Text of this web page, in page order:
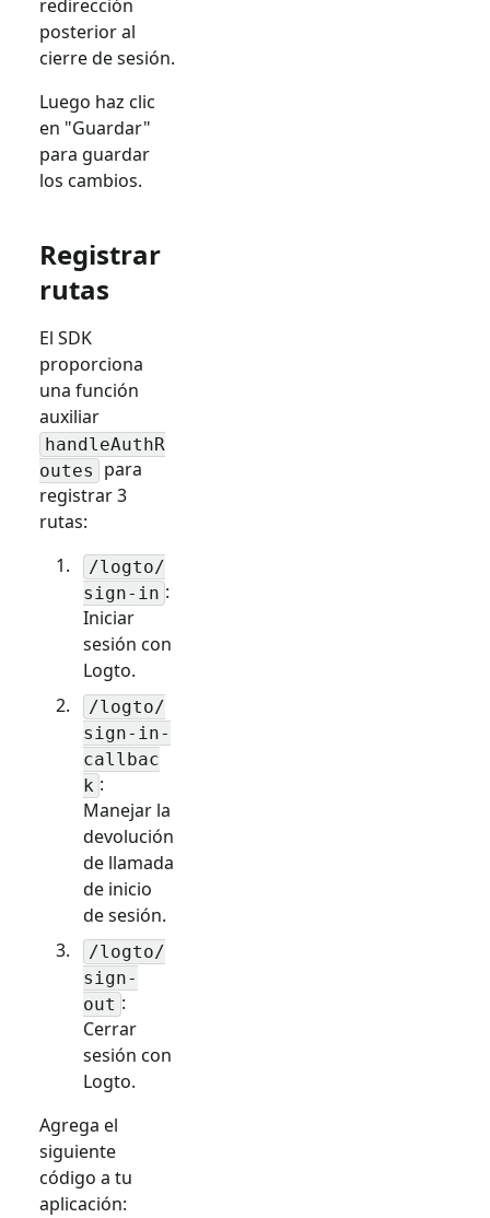
redirección
posterior al
cierre de sesión.
Luego haz clic
en "Guardar"
para guardar
los cambios.
Registrar
rutas
El SDK
proporciona
una función
auxiliar
handleAuthR
outes
para
registrar 3
rutas:
/logto/
sign-in :
Iniciar
sesión con
Logto.
/logto/
sign-in-
callbac
k :
Manejar la
devolución
de llamada
de inicio
de sesión.
/logto/
sign-
out :
Cerrar
sesión con
Logto.
Agrega el
siguiente
código a tu
aplicación: